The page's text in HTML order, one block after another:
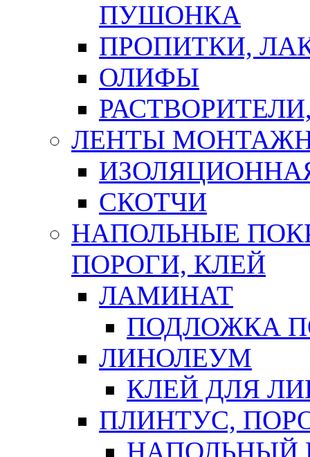
ПУШОНКА
ПРОПИТКИ,
ОЛИФЫ
ЛЕНТЫ
СКОТЧИ
НАПОЛЬНЫЕ
ПОРОГИ, КЛЕЙ
ЛАМИНАТ
ПОДЛОЖКА
ЛИНОЛЕУМ
КЛЕЙ ДЛЯ
ПЛИНТУС,